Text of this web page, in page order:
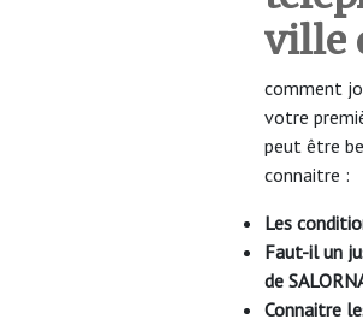
ville
comment
votre
peut être
connaitre :
Les
Faut-il un
de
Connaitre